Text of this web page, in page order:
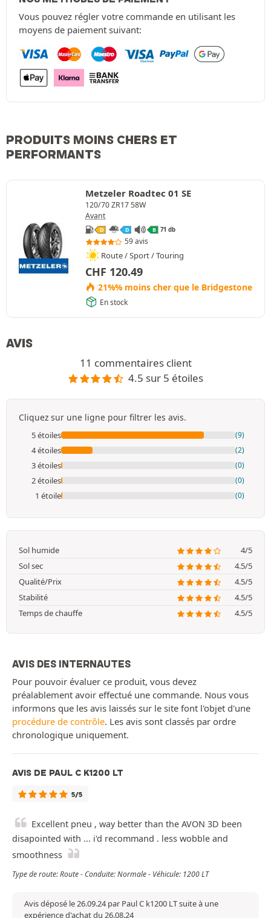
Vous pouvez régler votre commande en utilisant les
moyens de paiement suivant:
PRODUITS MOINS CHERS ET
PERFORMANTS
Metzeler Roadtec 01 SE
120/70 ZR17 58W
Avant
D D B 71 db
59 avis
Route / Sport / Touring
CHF 120.49
21%% moins cher que le Bridgestone
En stock
AVIS
11 commentaires client
4.5 sur 5 étoiles
Cliquez sur une ligne pour filtrer les avis.
5 étoiles (9)
4 étoiles (2)
3 étoiles (0)
2 étoiles (0)
1 étoile (0)
Sol humide
4/5
Sol sec
4.5/5
Qualité/Prix
4.5/5
Stabilité
4.5/5
Temps de chauffe
4.5/5
AVIS DES INTERNAUTES
Pour pouvoir évaluer ce produit, vous devez
préalablement avoir effectué une commande. Nous vous
informons que les avis laissés sur le site font l'objet d'une
procédure de contrôle. Les avis sont classés par ordre
chronologique uniquement.
AVIS DE PAUL C K1200 LT
5/5
Excellent pneu , way better than the AVON 3D been
disapointed with ... i'd recommand . less wobble and
smoothness
Type de route: Route - Conduite: Normale - Véhicule: 1200 LT
Avis déposé le 26.09.24 par Paul C k1200 LT suite à une
expérience d'achat du 26.08.24